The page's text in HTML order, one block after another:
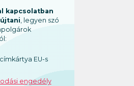
kapcsolatban
, legyen szó
EU-s
engedély